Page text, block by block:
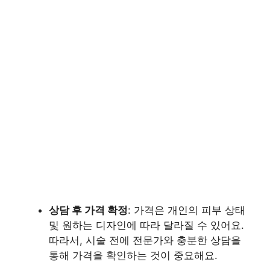
상담 후 가격 확정: 가격은 개인의 피부 상태
및 원하는 디자인에 따라 달라질 수 있어요.
따라서, 시술 전에 전문가와 충분한 상담을
통해 가격을 확인하는 것이 중요해요.